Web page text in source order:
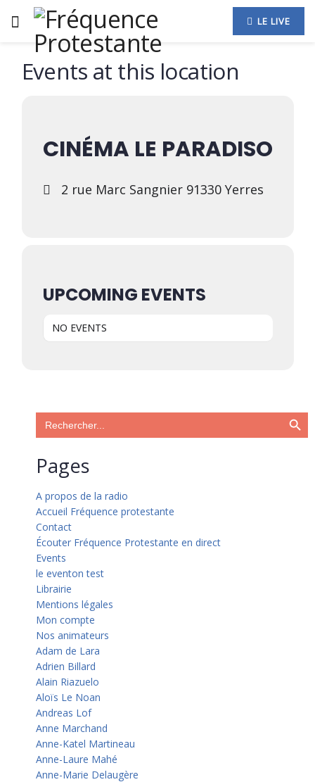
LE LIVE
Events at this location
CINÉMA LE PARADISO
2 rue Marc Sangnier 91330 Yerres
UPCOMING EVENTS
NO EVENTS
Search
for:
Search Button
Pages
A propos de la radio
Accueil Fréquence protestante
Contact
Écouter Fréquence Protestante en direct
Events
le eventon test
Librairie
Mentions légales
Mon compte
Nos animateurs
Adam de Lara
Adrien Billard
Alain Riazuelo
Aloïs Le Noan
Andreas Lof
Anne Marchand
Anne-Katel Martineau
Anne-Laure Mahé
Anne-Marie Delaugère